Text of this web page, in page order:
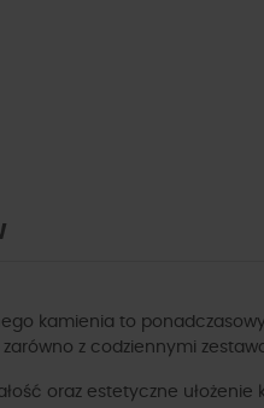
kamienia to
z codziennymi
oraz estetyczne